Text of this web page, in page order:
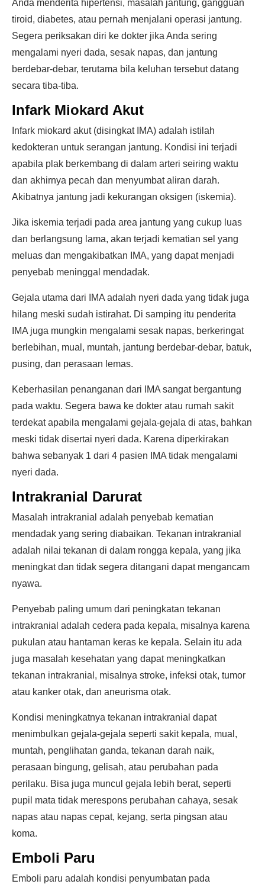
Anda menderita hipertensi, masalah jantung, gangguan
tiroid, diabetes, atau pernah menjalani operasi jantung.
Segera periksakan diri ke dokter jika Anda sering
mengalami nyeri dada, sesak napas, dan jantung
berdebar-debar, terutama bila keluhan tersebut datang
secara tiba-tiba.
Infark Miokard Akut
Infark miokard akut (disingkat IMA) adalah istilah
kedokteran untuk serangan jantung. Kondisi ini terjadi
apabila plak berkembang di dalam arteri seiring waktu
dan akhirnya pecah dan menyumbat aliran darah.
Akibatnya jantung jadi kekurangan oksigen (iskemia).
Jika iskemia terjadi pada area jantung yang cukup luas
dan berlangsung lama, akan terjadi kematian sel yang
meluas dan mengakibatkan IMA, yang dapat menjadi
penyebab meninggal mendadak.
Gejala utama dari IMA adalah nyeri dada yang tidak juga
hilang meski sudah istirahat. Di samping itu penderita
IMA juga mungkin mengalami sesak napas, berkeringat
berlebihan, mual, muntah, jantung berdebar-debar, batuk,
pusing, dan perasaan lemas.
Keberhasilan penanganan dari IMA sangat bergantung
pada waktu. Segera bawa ke dokter atau rumah sakit
terdekat apabila mengalami gejala-gejala di atas, bahkan
meski tidak disertai nyeri dada. Karena diperkirakan
bahwa sebanyak 1 dari 4 pasien IMA tidak mengalami
nyeri dada.
Intrakranial Darurat
Masalah intrakranial adalah penyebab kematian
mendadak yang sering diabaikan. Tekanan intrakranial
adalah nilai tekanan di dalam rongga kepala, yang jika
meningkat dan tidak segera ditangani dapat mengancam
nyawa.
Penyebab paling umum dari peningkatan tekanan
intrakranial adalah cedera pada kepala, misalnya karena
pukulan atau hantaman keras ke kepala. Selain itu ada
juga masalah kesehatan yang dapat meningkatkan
tekanan intrakranial, misalnya stroke, infeksi otak, tumor
atau kanker otak, dan aneurisma otak.
Kondisi meningkatnya tekanan intrakranial dapat
menimbulkan gejala-gejala seperti sakit kepala, mual,
muntah, penglihatan ganda, tekanan darah naik,
perasaan bingung, gelisah, atau perubahan pada
perilaku. Bisa juga muncul gejala lebih berat, seperti
pupil mata tidak merespons perubahan cahaya, sesak
napas atau napas cepat, kejang, serta pingsan atau
koma.
Emboli Paru
Emboli paru adalah kondisi penyumbatan pada